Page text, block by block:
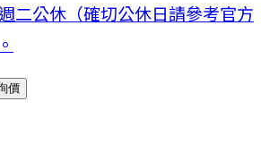
二公休（確切公休日請參考官方
價